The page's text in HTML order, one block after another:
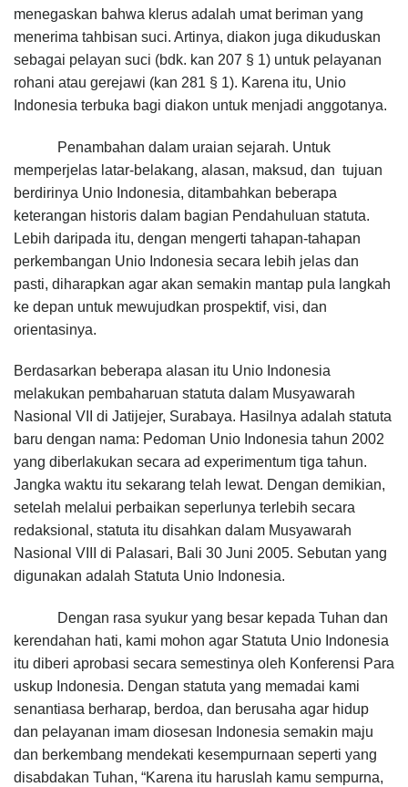
menegaskan bahwa klerus adalah umat beriman yang
menerima tahbisan suci. Artinya, diakon juga dikuduskan
sebagai pelayan suci (bdk. kan 207 § 1) untuk pelayanan
rohani atau gerejawi (kan 281 § 1). Karena itu, Unio
Indonesia terbuka bagi diakon untuk menjadi anggotanya.
Penambahan dalam uraian sejarah. Untuk
memperjelas latar-belakang, alasan, maksud, dan tujuan
berdirinya Unio Indonesia, ditambahkan beberapa
keterangan historis dalam bagian Pendahuluan statuta.
Lebih daripada itu, dengan mengerti tahapan-tahapan
perkembangan Unio Indonesia secara lebih jelas dan
pasti, diharapkan agar akan semakin mantap pula langkah
ke depan untuk mewujudkan prospektif, visi, dan
orientasinya.
Berdasarkan beberapa alasan itu Unio Indonesia
melakukan pembaharuan statuta dalam Musyawarah
Nasional VII di Jatijejer, Surabaya. Hasilnya adalah statuta
baru dengan nama: Pedoman Unio Indonesia tahun 2002
yang diberlakukan secara ad experimentum tiga tahun.
Jangka waktu itu sekarang telah lewat. Dengan demikian,
setelah melalui perbaikan seperlunya terlebih secara
redaksional, statuta itu disahkan dalam Musyawarah
Nasional VIII di Palasari, Bali 30 Juni 2005. Sebutan yang
digunakan adalah Statuta Unio Indonesia.
Dengan rasa syukur yang besar kepada Tuhan dan
kerendahan hati, kami mohon agar Statuta Unio Indonesia
itu diberi aprobasi secara semestinya oleh Konferensi Para
uskup Indonesia. Dengan statuta yang memadai kami
senantiasa berharap, berdoa, dan berusaha agar hidup
dan pelayanan imam diosesan Indonesia semakin maju
dan berkembang mendekati kesempurnaan seperti yang
disabdakan Tuhan, “Karena itu haruslah kamu sempurna,